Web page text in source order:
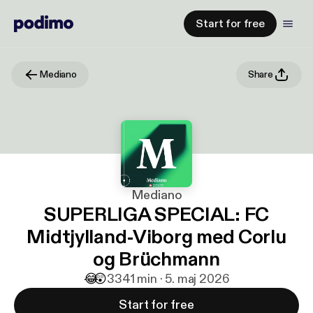
Start for free
Mediano Share
Mediano
SUPERLIGA SPECIAL: FC
Midtjylland-Viborg med Corlu
og Brüchmann
😂😲3341 min · 5. maj 2026
Start for free